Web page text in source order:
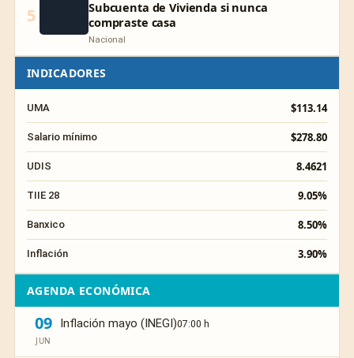
5
Subcuenta de Vivienda si nunca
compraste casa
Nacional
INDICADORES
UMA $113.14
Salario mínimo $278.80
UDIS 8.4621
TIIE 28 9.05%
Banxico 8.50%
Inflación 3.90%
AGENDA ECONÓMICA
09
JUN
Inflación mayo (INEGI)07:00 h